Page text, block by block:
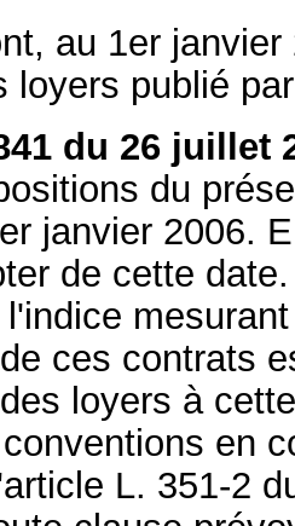
au 1er
loyers publié
du 26 juillet
du
janvier 2006.
de cette
ces contrats
loyers à
en
L. 351-2